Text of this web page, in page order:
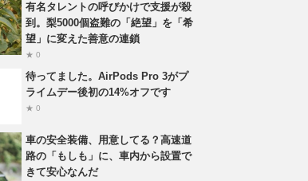
有名タレントの呼びかけで支援が殺
到。梨5000個盗難の「絶望」を「希
望」に変えた善意の連鎖
★ 0
待ってました。AirPods Pro 3がプ
ライムデー後初の14%オフです
★ 0
車の安全装備、用意してる？高速道
路の「もしも」に、車内から設置で
きて安心なんだ